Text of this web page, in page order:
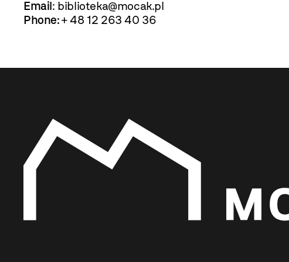
Email: biblioteka@mocak.pl
Phone:+ 48 12 263 40 36